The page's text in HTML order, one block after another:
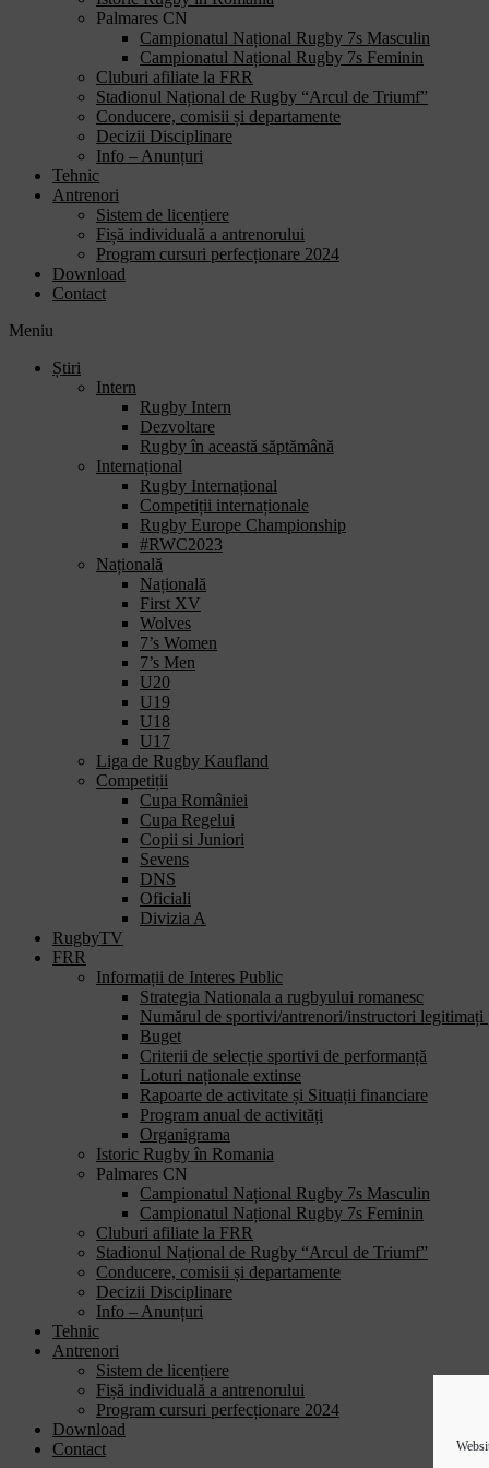
Palmares CN
Campionatul Național Rugby 7s Masculin
Campionatul Național Rugby 7s Feminin
Cluburi afiliate la FRR
Stadionul Național de Rugby “Arcul de Triumf”
Conducere, comisii și departamente
Decizii Disciplinare
Info – Anunțuri
Tehnic
Antrenori
Sistem de licențiere
Fișă individuală a antrenorului
Program cursuri perfecționare 2024
Download
Contact
Meniu
Știri
Intern
Rugby Intern
Dezvoltare
Rugby în această săptămână
Internațional
Rugby Internațional
Competiții internaționale
Rugby Europe Championship
#RWC2023
Națională
Națională
First XV
Wolves
7’s Women
7’s Men
U20
U19
U18
U17
Liga de Rugby Kaufland
Competiții
Cupa României
Cupa Regelui
Copii si Juniori
Sevens
DNS
Oficiali
Divizia A
RugbyTV
FRR
Informații de Interes Public
Strategia Nationala a rugbyului romanesc
Numărul de sportivi/antrenori/instructori legitimați
Buget
Criterii de selecție sportivi de performanță
Loturi naționale extinse
Rapoarte de activitate și Situații financiare
Program anual de activități
Organigrama
Istoric Rugby în Romania
Palmares CN
Campionatul Național Rugby 7s Masculin
Campionatul Național Rugby 7s Feminin
Cluburi afiliate la FRR
Stadionul Național de Rugby “Arcul de Triumf”
Conducere, comisii și departamente
Decizii Disciplinare
Info – Anunțuri
Tehnic
Antrenori
Sistem de licențiere
Fișă individuală a antrenorului
Program cursuri perfecționare 2024
Download
Contact